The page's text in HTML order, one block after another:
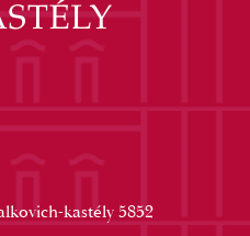
kastély 5852